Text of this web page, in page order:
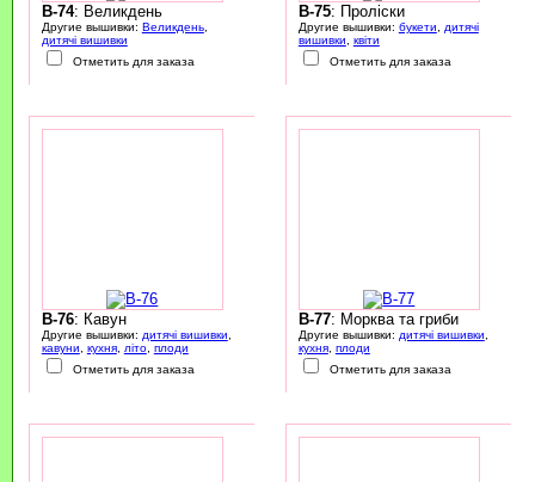
B-74: Великдень
Другие вышивки: Великдень,
дитячі вишивки
Отметить для заказа
B-75: Проліски
Другие вышивки: букети
дитячі
вишивки
квіти
Отметить для заказа
B-76: Кавун
Другие вышивки: дитячі вишивки
кавуни
кухня, літо, плоди
Отметить для заказа
B-77: Морква та гриби
Другие вышивки: дитячі вишивки
кухня, плоди
Отметить для заказа